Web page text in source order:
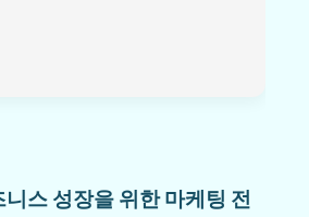
스 성장을 위한 마케팅 전